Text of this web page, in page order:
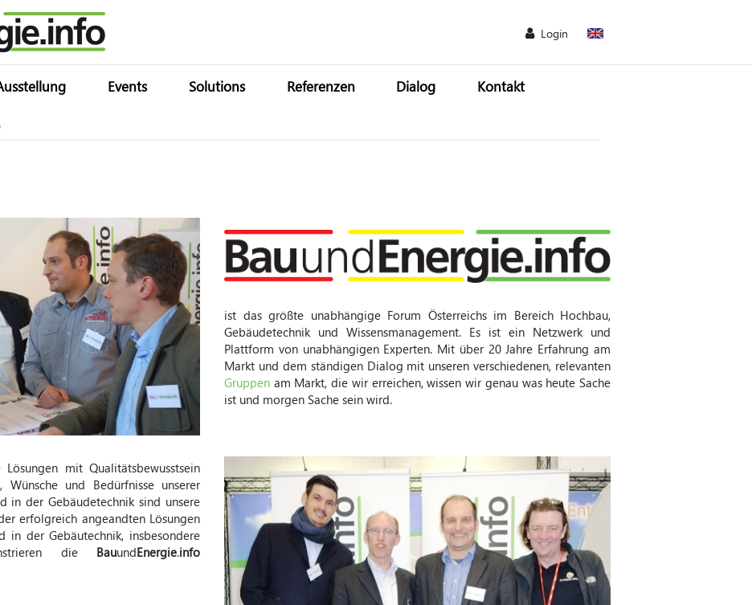
Login
Events Solutions Referenzen Dialog Kontakt
mit Qualitätsbewusstsein
und Bedürfnisse unserer
in der Gebäudetechnik sind unsere
erfolgreich angeandten Lösungen
in der Gebäutechnik, insbesondere
die BauundEnergie.info
ist das größte unabhängige Forum Österreichs im Bereich Hochbau,
Gebäudetechnik und Wissensmanagement. Es ist ein Netzwerk und
Plattform von unabhängigen Experten. Mit über 20 Jahre Erfahrung am
Markt und dem ständigen Dialog mit unseren verschiedenen, relevanten
Gruppen am Markt, die wir erreichen, wissen wir genau was heute Sache
ist und morgen Sache sein wird.